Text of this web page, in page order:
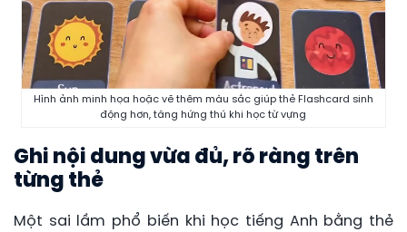
Hình ảnh minh họa hoặc vẽ thêm màu sắc giúp thẻ Flashcard sinh
động hơn, tăng hứng thú khi học từ vựng
Ghi nội dung vừa đủ, rõ ràng trên
từng thẻ
Một sai lầm phổ biến khi học tiếng Anh bằng thẻ